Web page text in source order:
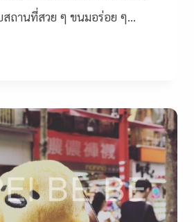
ถานที่สวย ๆ ขนมอร่อย ๆ…